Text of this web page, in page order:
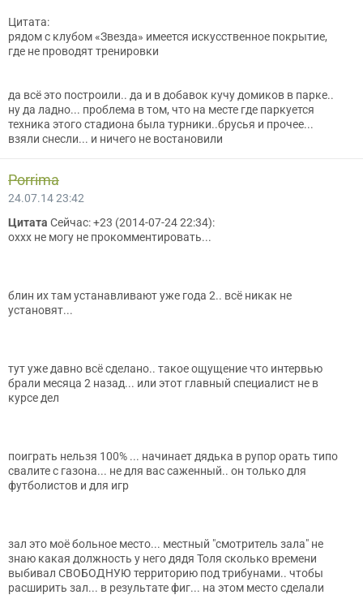
Цитата:
рядом с клубом «Звезда» имеется искусственное покрытие,
где не проводят тренировки
да всё это построили.. да и в добавок кучу домиков в парке..
ну да ладно... проблема в том, что на месте где паркуется
техника этого стадиона была турники..брусья и прочее...
взяли снесли... и ничего не востановили
Porrima
24.07.14 23:42
Цитата Сейчас: +23 (2014-07-24 22:34):
оххх не могу не прокомментировать...
блин их там устанавливают уже года 2.. всё никак не
установят...
тут уже давно всё сделано.. такое ощущение что интервью
брали месяца 2 назад... или этот главный специалист не в
курсе дел
поиграть нельзя 100% ... начинает дядька в рупор орать типо
свалите с газона... не для вас саженный.. он только для
футболистов и для игр
зал это моё больное место... местный "смотритель зала" не
знаю какая должность у него дядя Толя сколько времени
выбивал СВОБОДНУЮ территорию под трибунами.. чтобы
расширить зал... в результате фиг... на этом место сделали